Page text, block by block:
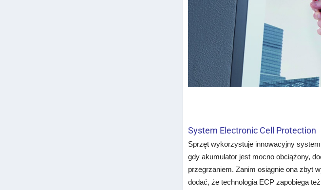
System Electronic Cell Protection
Sprzęt wykorzystuje innowacyjny
gdy akumulator jest mocno obciążony,
przegrzaniem. Zanim osiągnie ona zbyt
dodać, że technologia ECP zapobiega